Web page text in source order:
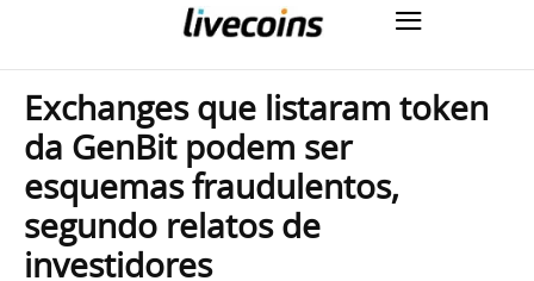
Exchanges que listaram token
da GenBit podem ser
esquemas fraudulentos,
segundo relatos de
investidores